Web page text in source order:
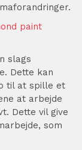
paint
slags
Dette kan
til at spille et
at arbejde
Dette vil give
som